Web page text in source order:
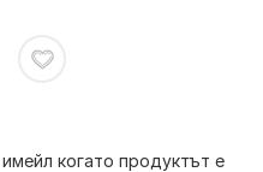
когато продуктът е